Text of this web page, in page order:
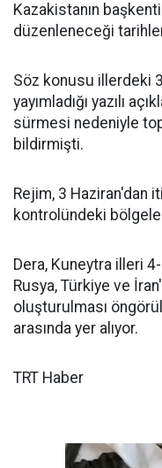
Kazakistanın
düzenleneceği
Söz konusu illerdeki
yayımladığı yazılı
sürmesi nedeniyle
bildirmişti.
Rejim, 3 Haziran'dan
kontrolündeki
Dera, Kuneytra illeri
Rusya, Türkiye ve
oluşturulması
arasında yer alıyor.
TRT Haber